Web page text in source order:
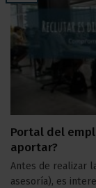
Portal del
aportar?
Antes de realizar
asesoría), es